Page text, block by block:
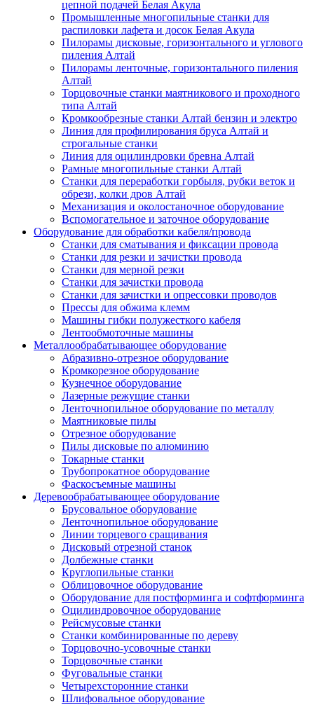
цепной подачей Белая Акула
Промышленные многопильные станки для
распиловки лафета и досок Белая Акула
Пилорамы дисковые, горизонтального и углового
пиления Алтай
Пилорамы ленточные, горизонтального пиления
Алтай
Торцовочные станки маятникового и проходного
типа Алтай
Кромкообрезные станки Алтай бензин и электро
Линия для профилирования бруса Алтай и
строгальные станки
Линия для оцилиндровки бревна Алтай
Рамные многопильные станки Алтай
Станки для переработки горбыля, рубки веток и
обрези, колки дров Алтай
Механизация и околостаночное оборудование
Вспомогательное и заточное оборудование
Оборудование для обработки кабеля/провода
Станки для сматывания и фиксации провода
Станки для резки и зачистки провода
Станки для мерной резки
Станки для зачистки провода
Станки для зачистки и опрессовки проводов
Прессы для обжима клемм
Машины гибки полужесткого кабеля
Лентообмоточные машины
Металлообрабатывающее оборудование
Абразивно-отрезное оборудование
Кромкорезное оборудование
Кузнечное оборудование
Лазерные режущие станки
Ленточнопильное оборудование по металлу
Маятниковые пилы
Отрезное оборудование
Пилы дисковые по алюминию
Токарные станки
Трубопрокатное оборудование
Фаскосъемные машины
Деревообрабатывающее оборудование
Брусовальное оборудование
Ленточнопильное оборудование
Линии торцевого сращивания
Дисковый отрезной станок
Долбежные станки
Круглопильные станки
Облицовочное оборудование
Оборудование для постформинга и софтформинга
Оцилиндровочное оборудование
Рейсмусовые станки
Станки комбинированные по дереву
Торцовочно-усовочные станки
Торцовочные станки
Фуговальные станки
Четырехсторонние станки
Шлифовальное оборудование